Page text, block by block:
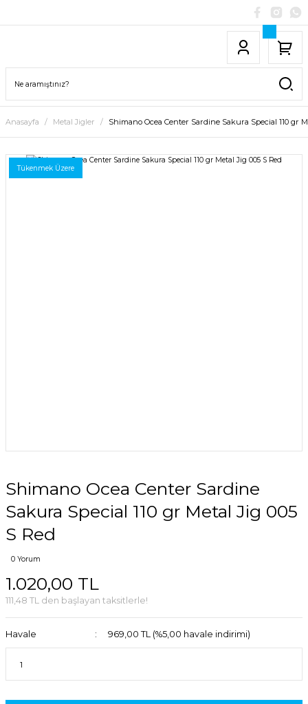
Anasayfa Metal Jigler Shimano Ocea Center Sardine Sakura Special 110 gr
Tükenmek Üzere
Shimano Ocea Center Sardine
Sakura Special 110 gr Metal Jig 005
S Red
0 Yorum
1.020,00 TL
111,48 TL den başlayan taksitlerle!
Havale 969,00 TL (%5,00 havale indirimi)